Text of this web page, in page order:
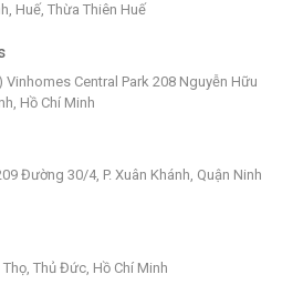
Huế, Thừa Thiên Huế
Vinhomes Central Park 208 Nguyễn Hữu
Hồ Chí Minh
Đường 30/4, P. Xuân Khánh, Quận Ninh
Thủ Đức, Hồ Chí Minh